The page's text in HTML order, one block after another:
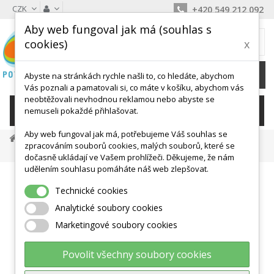
CZK +420 549 212 092
0 Kč
KATEGORIE
Překážkové Dráhy
Kužele, Mety, Kopule, Značky
Masážní Polokoule Foot - Čtvercové Výstupky - Výběr Barev
Aby web fungoval jak má (souhlas s
cookies)
x
Abyste na stránkách rychle našli to, co hledáte, abychom
Vás poznali a pamatovali si, co máte v košíku, abychom vás
neobtěžovali nevhodnou reklamou nebo abyste se
nemuseli pokaždé přihlašovat.
Aby web fungoval jak má, potřebujeme Váš souhlas se
zpracováním souborů cookies, malých souborů, které se
dočasně ukládají ve Vašem prohlížeči. Děkujeme, že nám
udělením souhlasu pomáháte náš web zlepšovat.
Technické cookies
Analytické soubory cookies
Marketingové soubory cookies
Povolit všechny soubory cookies